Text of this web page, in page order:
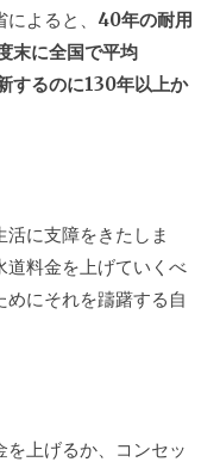
よると、 40年の耐用
末に全国で平均
するのに130年以上か
に支障をきたしま
道料金を上げていくべ
にそれを躊躇する自
上げるか、コンセッ